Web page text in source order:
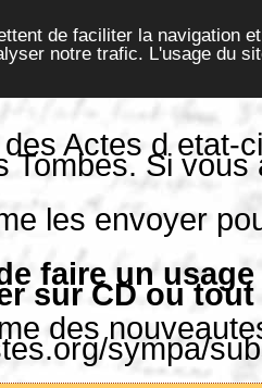
de faciliter la navigation
notre trafic. L'usage du
Actes d etat-
Tombes. Si
les envoyer
faire un
sur CD ou
des
sympa/